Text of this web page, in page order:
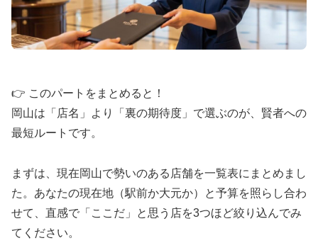
👉 このパートをまとめると！
岡山は「店名」より「裏の期待度」で選ぶのが、賢者への
最短ルートです。
まずは、現在岡山で勢いのある店舗を一覧表にまとめまし
た。あなたの現在地（駅前か大元か）と予算を照らし合わ
せて、直感で「ここだ」と思う店を3つほど絞り込んでみ
てください。